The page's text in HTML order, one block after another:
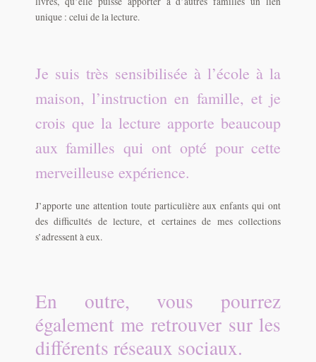
unique : celui de la lecture.
Je suis très sensibilisée à l’école à la
maison, l’instruction en famille, et je
crois que la lecture apporte beaucoup
aux familles qui ont opté pour cette
merveilleuse expérience.
J’apporte une attention toute particulière aux enfants qui ont
des difficultés de lecture, et certaines de mes collections
s’adressent à eux.
En outre, vous pourrez
également me retrouver sur les
différents réseaux sociaux.